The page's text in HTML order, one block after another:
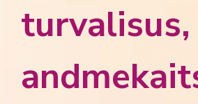
turvalisus,